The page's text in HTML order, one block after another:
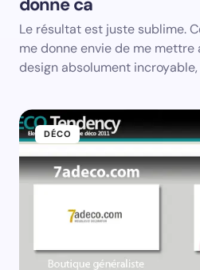
Your Comment *
Email *
Save my name and email
next time I comment.
Submit
donne ca
Le résultat est juste sublime.
me donne envie de me mettre
design absolument
DÉCO